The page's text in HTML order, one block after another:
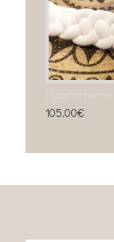
105,00€